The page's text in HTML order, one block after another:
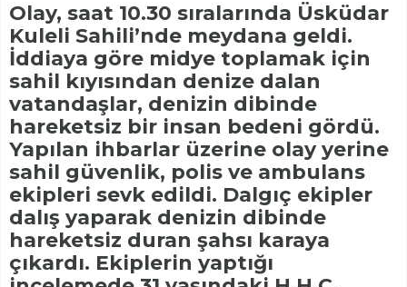
Olay, saat 10.30 sıralarında Üsküdar
Kuleli Sahili’nde meydana geldi.
İddiaya göre midye toplamak için
sahil kıyısından denize dalan
vatandaşlar, denizin dibinde
hareketsiz bir insan bedeni gördü.
Yapılan ihbarlar üzerine olay yerine
sahil güvenlik, polis ve ambulans
ekipleri sevk edildi. Dalgıç ekipler
dalış yaparak denizin dibinde
hareketsiz duran şahsı karaya
çıkardı. Ekiplerin yaptığı